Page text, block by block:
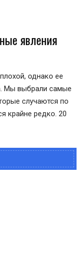
явления
однако ее
Мы выбрали самые
случаются по
крайне редко. 20